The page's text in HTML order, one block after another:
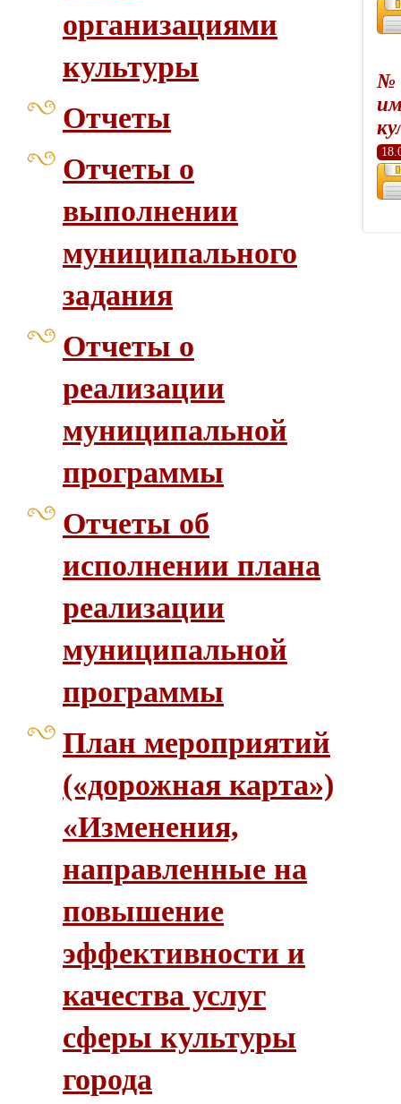
организациями
культуры
Отчеты
Отчеты о
выполнении
муниципального
задания
Отчеты о
реализации
муниципальной
программы
Отчеты об
исполнении плана
реализации
муниципальной
программы
План мероприятий
(«дорожная карта»)
«Изменения,
направленные на
повышение
эффективности и
качества услуг
сферы культуры
города
№